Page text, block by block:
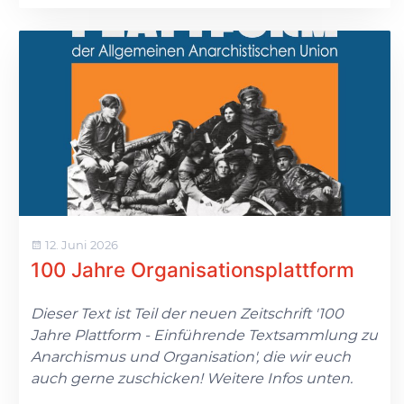
12. Juni 2026
100 Jahre Organisationsplattform
Dieser Text ist Teil der neuen Zeitschrift '100
Jahre Plattform - Einführende Textsammlung zu
Anarchismus und Organisation', die wir euch
auch gerne zuschicken! Weitere Infos unten.